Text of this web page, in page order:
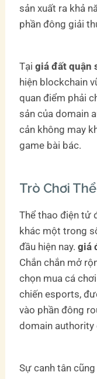
sản xuất ra khả
phần đông giải
Tạigiá đất quận
hiện blockchain
quan điểm phải
sản của domain
cản không may
game bài bác.
Trò Chơi
Thể thao điện tử
khác một trong
đầu hiện nay.giá
Chắn chắn mở
chọn mua cá
chiến esports,
vào phần đông
domain authority
Sự canh tân